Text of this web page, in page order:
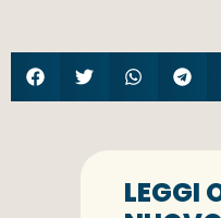
LEGGI